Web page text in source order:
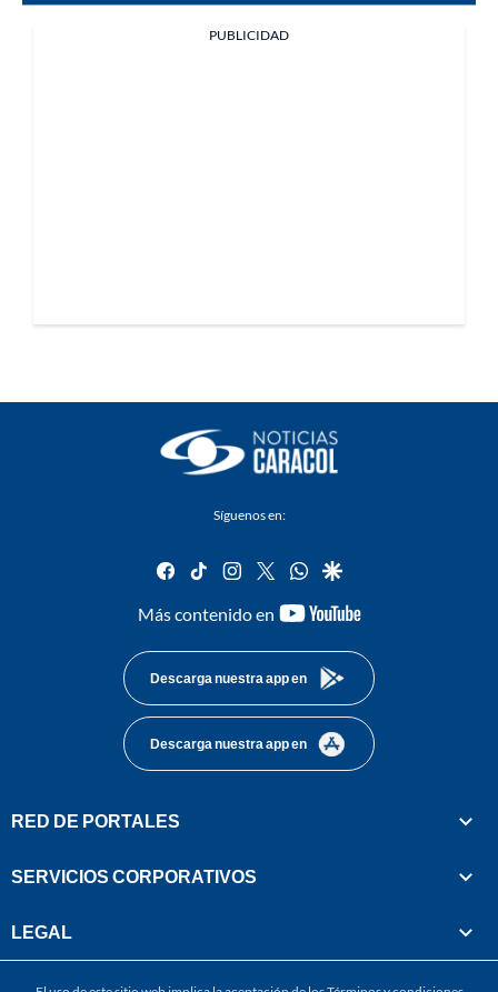
PUBLICIDAD
Síguenos en:
facebook
tiktok instagram
twitterwhatsapp
google
Más contenido en
youtube-
Descarga nuestra app en
Descarga nuestra app en
RED DE PORTALES
SERVICIOS CORPORATIVOS
LEGAL